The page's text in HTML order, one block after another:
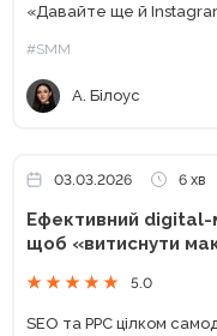
«Давайте ще й
#SMM
А. Білоус
03.03.2026 6 хв
Ефективний digital-
щоб «витиснути
5.0
SEO та PPC цілком